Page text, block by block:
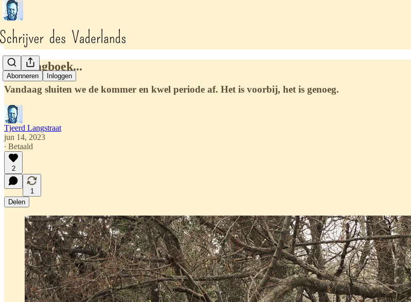
Abonneren Inloggen
Lief dagboek...
Vandaag sluiten we de kommer en kwel periode af. Het is voorbij, het is genoeg.
Tjeerd Langstraat
jun 14, 2023
∙ Betaald
2
1
Delen